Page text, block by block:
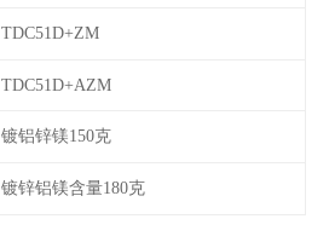
TDC51D+ZM
TDC51D+AZM
镀铝锌镁150克
镀锌铝镁含量180克